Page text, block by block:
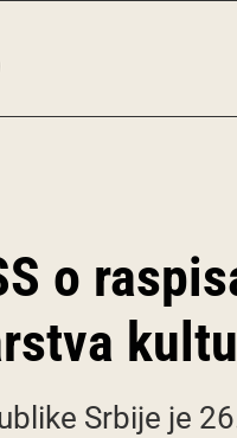
o
Srbije je